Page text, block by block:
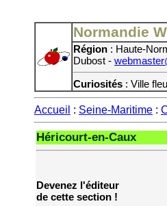
Normandie
Région : Haute-
Dubost -
Curiosités : Ville
Accueil : Seine-Maritime :
Héricourt-en-Caux
Devenez l'éditeur
de cette section !